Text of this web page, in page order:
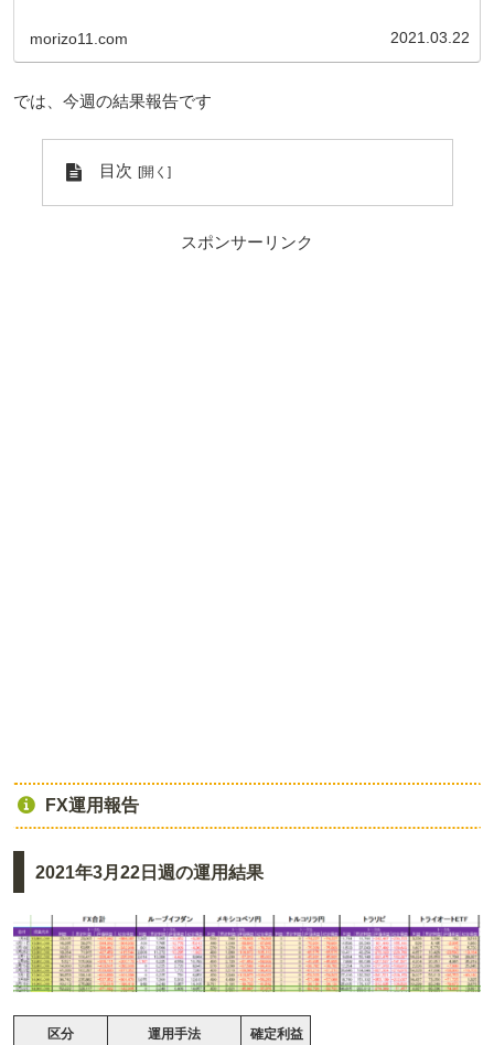
morizo11.com 2021.03.22
では、今週の結果報告です
目次
スポンサーリンク
FX運用報告
2021年3月22日週の運用結果
区分 運用手法 確定利益